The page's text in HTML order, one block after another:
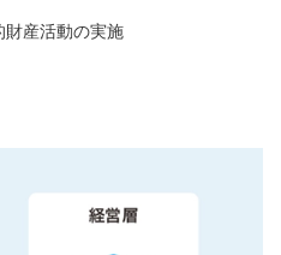
財産活動の実施